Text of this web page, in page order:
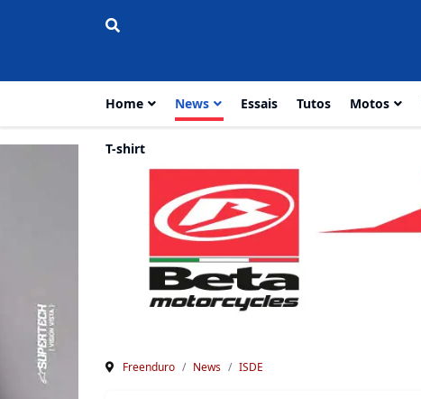
Home News Essais Tutos Motos
T-shirt
Freenduro News ISDE